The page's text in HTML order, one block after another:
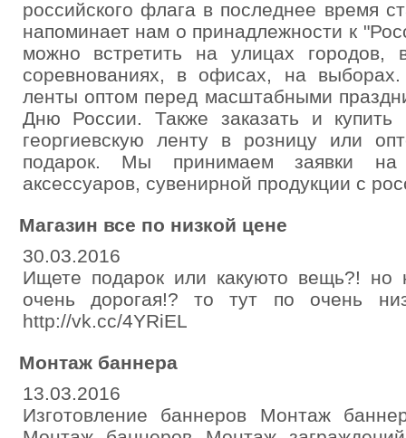
российского флага в последнее время
напоминает нам о принадлежности к
можно встретить на улицах городов,
соревнованиях, в офисах, на выборах.
ленты оптом перед масштабными
Дню России. Также заказать и купить
георгиевскую ленту в розницу или
подарок. Мы принимаем заявки на
аксессуаров, сувенирной продукции с
Магазин все по низкой цене
30.03.2016
Ищете подарок или какуюто вещь?!
очень дорогая!? то тут по очень
http://vk.cc/4YRiEL
Монтаж баннера
13.03.2016
Изготовление баннеров Монтаж